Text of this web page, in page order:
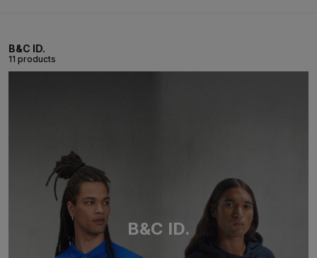
B&C ID.
11 products
B&C ID.